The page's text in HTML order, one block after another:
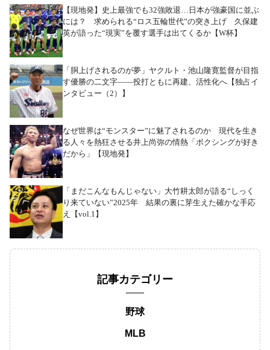
【現地発】史上最強でも32強敗退…日本が強豪国に並ぶ
には？ 求められる“ロス五輪世代”の突き上げ 久保建
英が語った“現実”を覆す選手は出てくるか【W杯】
「胴上げされるのが夢」ヤクルト・池山隆寛監督が目指
す優勝の二文字――投打ともに再建、活性化へ【独占イ
ンタビュー（2）】
なぜ世界は“モンスター”に魅了されるのか 現代を生き
る人々を熱狂させる井上尚弥の情熱「ボクシングが好き
だから」【現地発】
「まだこんなもんじゃない」大竹耕太郎が語る“しっく
り来ていない”2025年 結果の裏に芽生えた確かな手応
え【vol.1】
記事カテゴリー
野球
MLB